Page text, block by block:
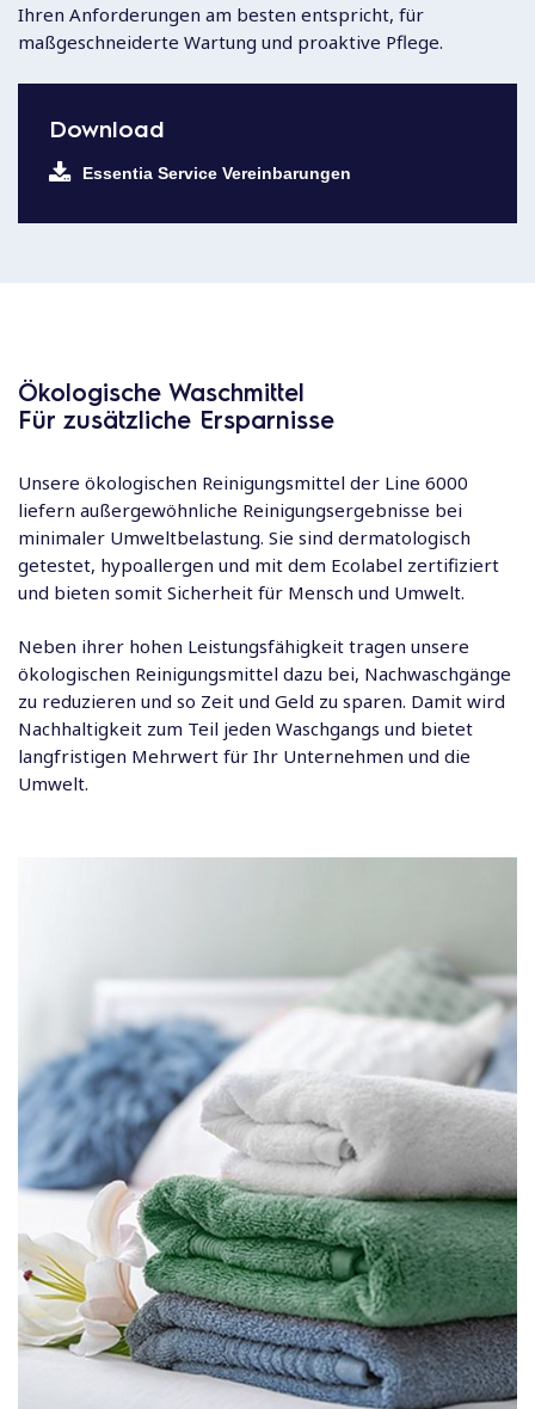
Ihren Anforderungen am besten entspricht, für
maßgeschneiderte Wartung und proaktive Pflege.
Download
Essentia Service Vereinbarungen
Ökologische Waschmittel
Für zusätzliche Ersparnisse
Unsere ökologischen Reinigungsmittel der Line 6000
liefern außergewöhnliche Reinigungsergebnisse bei
minimaler Umweltbelastung. Sie sind dermatologisch
getestet, hypoallergen und mit dem Ecolabel zertifiziert
und bieten somit Sicherheit für Mensch und Umwelt.
Neben ihrer hohen Leistungsfähigkeit tragen unsere
ökologischen Reinigungsmittel dazu bei, Nachwaschgänge
zu reduzieren und so Zeit und Geld zu sparen. Damit wird
Nachhaltigkeit zum Teil jeden Waschgangs und bietet
langfristigen Mehrwert für Ihr Unternehmen und die
Umwelt.